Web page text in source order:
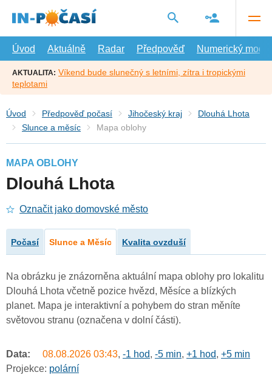
hlavní
Úvod
Aktuálně Radar Předpověď Numerický model
AKTUALITA: Víkend bude slunečný s letními, zítra i tropickými
teplotami
Úvod Předpověď počasí Jihočeský kraj
Dlouhá Lhota
Slunce a měsíc
Mapa oblohy
MAPA OBLOHY
Dlouhá Lhota
Označit jako domovské město
Počasí Slunce a Měsíc Kvalita ovzduší
Na obrázku je znázorněna aktuální mapa oblohy pro lokalitu
Dlouhá Lhota včetně pozice hvězd, Měsíce a blízkých
planet. Mapa je interaktivní a pohybem do stran měníte
světovou stranu (označena v dolní části).
Data: 08.08.2026 03:43, -1 hod, -5 min, +1 hod, +5 min
Projekce: polární